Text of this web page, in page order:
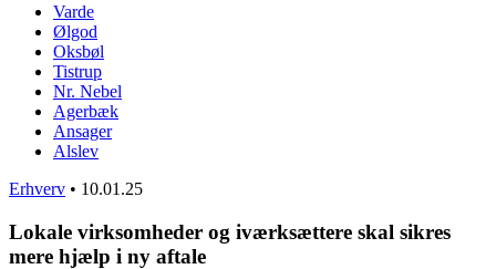
Varde
Ølgod
Oksbøl
Tistrup
Nr. Nebel
Agerbæk
Ansager
Alslev
Erhverv • 10.01.25
Lokale virksomheder og iværksættere skal sikres
mere hjælp i ny aftale